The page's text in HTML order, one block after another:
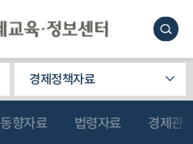
경제정책자료
동향자료 법령자료 경제관